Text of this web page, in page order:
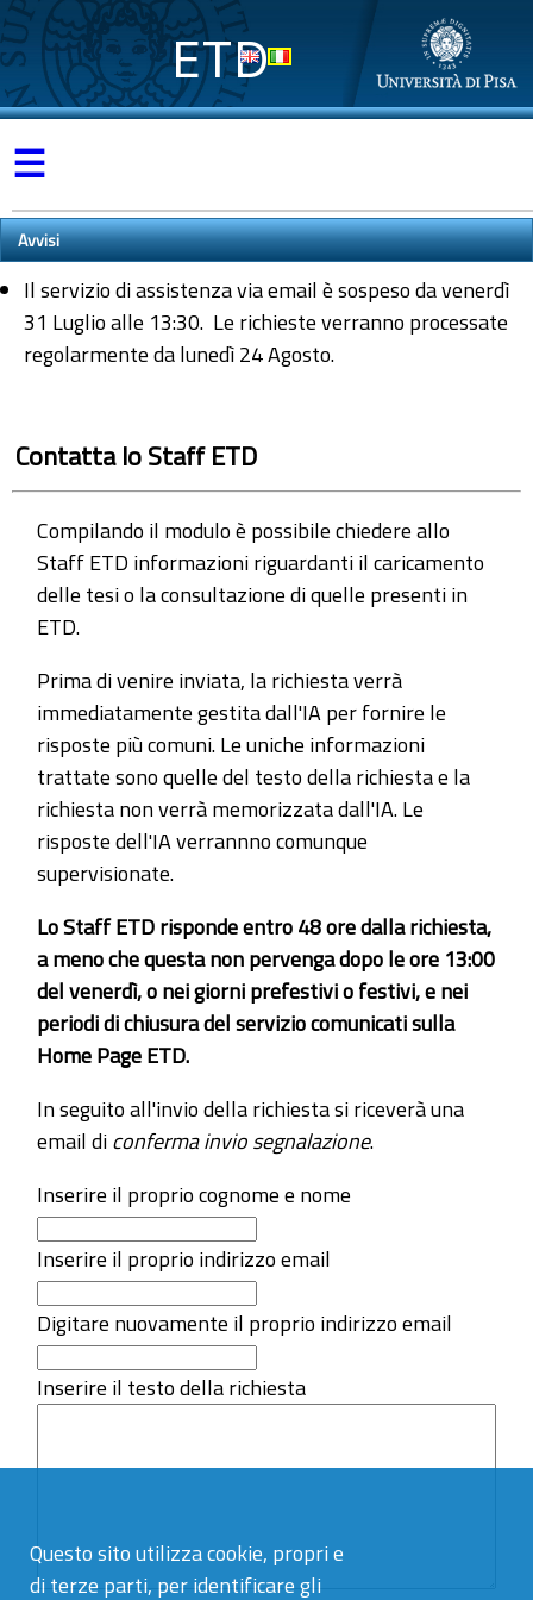
Questo sito utilizza cookie, propri e
di terze parti, per identificare gli
ETD
☰
Avvisi
Il servizio di assistenza via email è sospeso da venerdì
31 Luglio alle 13:30. Le richieste verranno processate
regolarmente da lunedì 24 Agosto.
Contatta lo Staff ETD
Compilando il modulo è possibile chiedere allo
Staff ETD informazioni riguardanti il caricamento
delle tesi o la consultazione di quelle presenti in
ETD.
Prima di venire inviata, la richiesta verrà
immediatamente gestita dall'IA per fornire le
risposte più comuni. Le uniche informazioni
trattate sono quelle del testo della richiesta e la
richiesta non verrà memorizzata dall'IA. Le
risposte dell'IA verrannno comunque
supervisionate.
Lo Staff ETD risponde entro 48 ore dalla richiesta,
a meno che questa non pervenga dopo le ore 13:00
del venerdì, o nei giorni prefestivi o festivi, e nei
periodi di chiusura del servizio comunicati sulla
Home Page ETD.
In seguito all'invio della richiesta si riceverà una
email diconferma invio segnalazione.
Inserire il proprio cognome e nome
Inserire il proprio indirizzo email
Digitare nuovamente il proprio indirizzo email
Inserire il testo della richiesta